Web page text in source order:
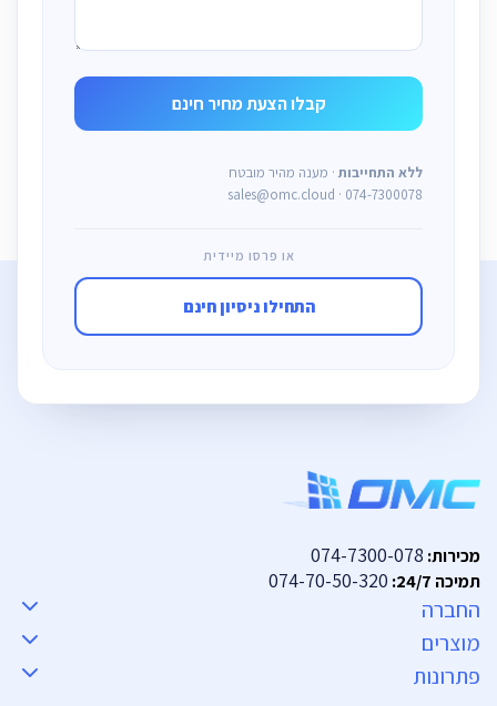
ללא התחייבות · מענה מהיר מובטח
sales@omc.cloud · 074-7300078
או פרסו מיידית
התחילו ניסיון חינם
מכירות: 074-7300-078
תמיכה 24/7: 074-70-50-320
החברה
מוצרים
פתרונות